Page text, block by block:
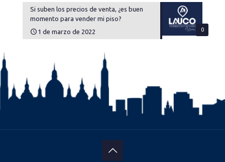
0
Si suben los precios de venta, ¿es buen
momento para vender mi piso?
1 de marzo de 2022